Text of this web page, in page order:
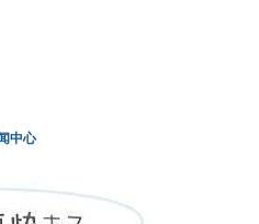
中心